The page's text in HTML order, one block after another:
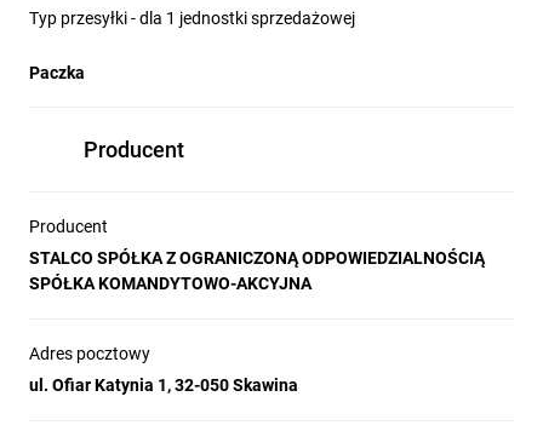
Typ przesyłki - dla 1 jednostki sprzedażowej
Paczka
Producent
Producent
STALCO SPÓŁKA Z OGRANICZONĄ ODPOWIEDZIALNOŚCIĄ
SPÓŁKA KOMANDYTOWO-AKCYJNA
Adres pocztowy
ul. Ofiar Katynia 1, 32-050 Skawina